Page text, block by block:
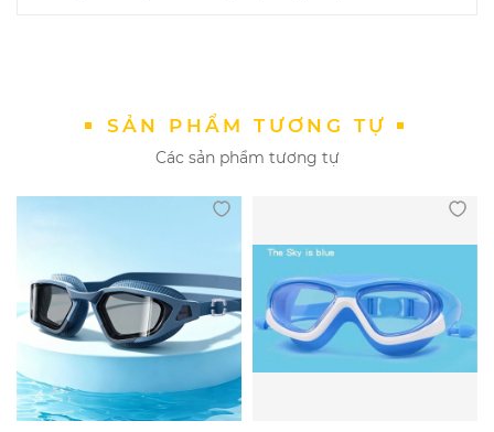
SẢN PHẨM TƯƠNG TỰ
Các sản phẩm tương tự